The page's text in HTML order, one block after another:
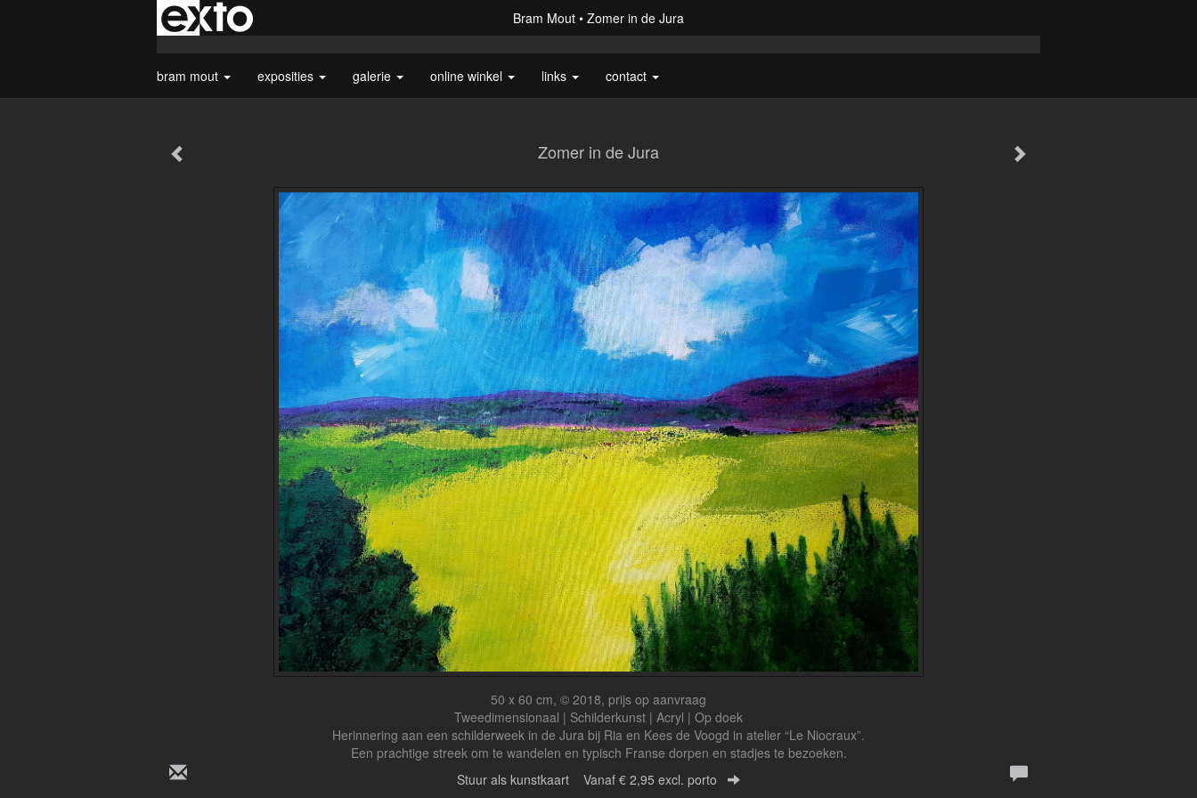
Bram Mout Zomer in de Jura
bram mout exposities galerie online winkel links contact
Zomer in de Jura
50 x 60 cm, © 2018, prijs op aanvraag
Tweedimensionaal | Schilderkunst | Acryl | Op doek
Herinnering aan een schilderweek in de Jura bij Ria en Kees de Voogd in atelier “Le Niocraux”.
Een prachtige streek om te wandelen en typisch Franse dorpen en stadjes te bezoeken.
Stuur als kunstkaart Vanaf € 2,95 excl. porto